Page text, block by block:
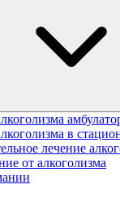
в
лечение
от алкоголизма